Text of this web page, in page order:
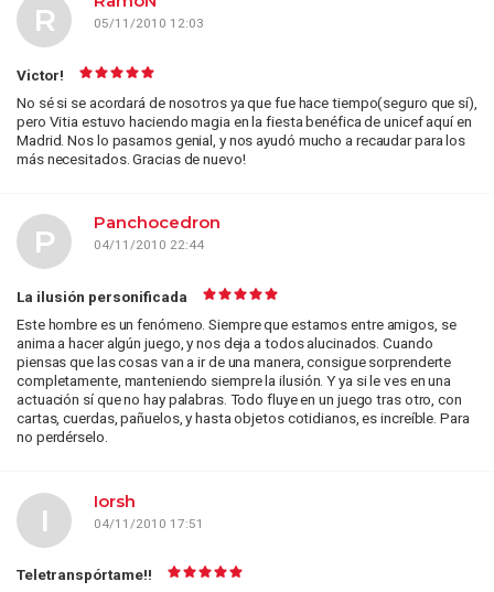
05/11/2010 12:03
R
Victor!
No sé si se acordará de nosotros ya que fue hace tiempo(seguro que sí),
pero Vitia estuvo haciendo magia en la fiesta benéfica de unicef aquí en
Madrid. Nos lo pasamos genial, y nos ayudó mucho a recaudar para los
más necesitados. Gracias de nuevo!
Panchocedron
04/11/2010 22:44
P
La ilusión personificada
Este hombre es un fenómeno. Siempre que estamos entre amigos, se
anima a hacer algún juego, y nos deja a todos alucinados. Cuando
piensas que las cosas van a ir de una manera, consigue sorprenderte
completamente, manteniendo siempre la ilusión. Y ya si le ves en una
actuación sí que no hay palabras. Todo fluye en un juego tras otro, con
cartas, cuerdas, pañuelos, y hasta objetos cotidianos, es increíble. Para
no perdérselo.
Iorsh
04/11/2010 17:51
I
Teletranspórtame!!